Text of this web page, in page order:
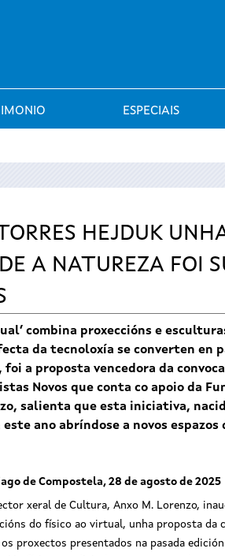
ESPECIAIS
HEJDUK
A NATUREZA FOI
combina proxeccións e
da tecnoloxía se converten en
a proposta vencedora da
Novos que conta co apoio da
salienta que esta iniciativa,
ano abríndose a novos
de Compostela, 28 de agosto de 2025
xeral de Cultura, Anxo M. Lorenzo,
do físico ao virtual, unha proposta da
proxectos presentados na pasada